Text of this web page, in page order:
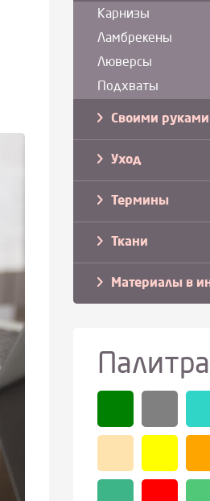
Карнизы
Ламбрекены
Люверсы
Подхваты
Своими руками
Уход
Термины
Ткани
Материалы в
Палитра